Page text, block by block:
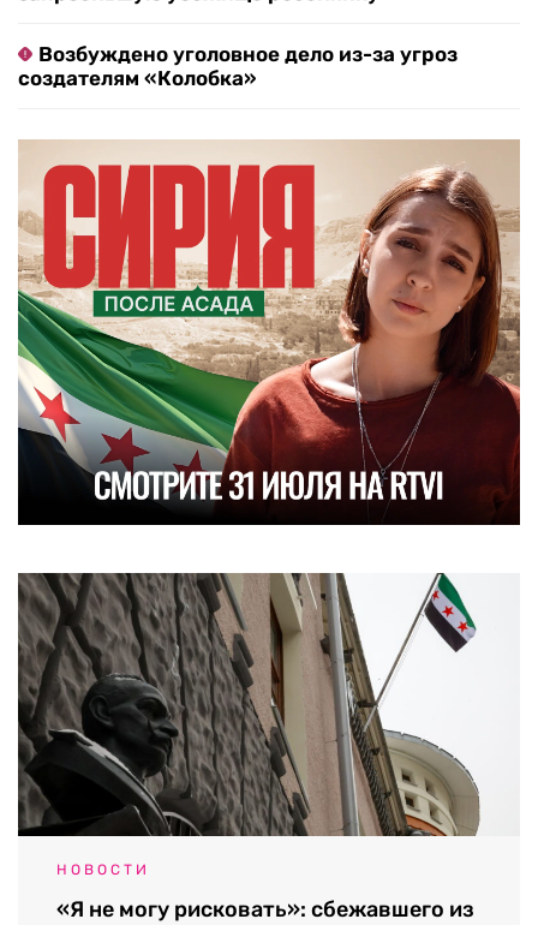
Возбуждено уголовное дело из-за угроз
создателям «Колобка»
НОВОСТИ
«Я не могу рисковать»: сбежавшего из